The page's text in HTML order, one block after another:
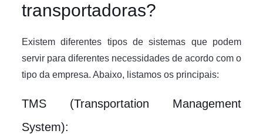
transportadoras?
Existem diferentes tipos de sistemas que podem
servir para diferentes necessidades de acordo com o
tipo da empresa. Abaixo, listamos os principais:
TMS (Transportation Management
System):